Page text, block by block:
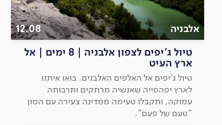
אלבניה 12.08
טיול ג'יפים לצפון אלבניה | 8 ימים | אל
ארץ העיט
טיול ג'יפים אל האלפים האלבנים. בואו איתנו
לארץ יפהפייה שאנשיה מרתקים ותרבותה
עמוקה, ותקבלו טעימה ממדינה צעירה עם המון
"טעם של פעם".